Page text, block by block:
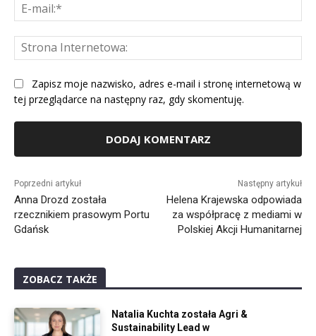
Zapisz moje nazwisko, adres e-mail i stronę internetową w
tej przeglądarce na następny raz, gdy skomentuję.
Poprzedni artykuł
Anna Drozd została
rzecznikiem prasowym Portu
Gdańsk
Następny artykuł
Helena Krajewska odpowiada
za współpracę z mediami w
Polskiej Akcji Humanitarnej
ZOBACZ TAKŻE
Natalia Kuchta została Agri &
Sustainability Lead w